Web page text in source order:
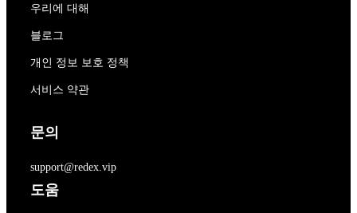
우리에 대해
블로그
개인 정보 보호 정책
서비스 약관
문의
support@redex.vip
도움